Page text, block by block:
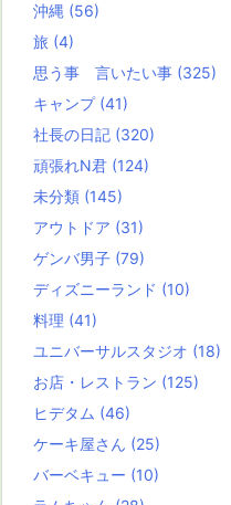
沖縄 (56)
旅 (4)
思う事 言いたい事 (325)
キャンプ (41)
社長の日記 (320)
頑張れN君 (124)
未分類 (145)
アウトドア (31)
ゲンバ男子 (79)
ディズニーランド (10)
料理 (41)
ユニバーサルスタジオ (18)
お店・レストラン (125)
ヒデタム (46)
ケーキ屋さん (25)
バーベキュー (10)